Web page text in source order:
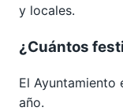
y locales.
¿Cuántos
El Ayuntamiento
año.